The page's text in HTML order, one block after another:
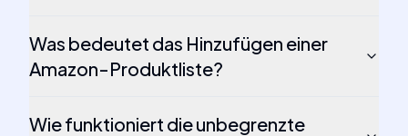
Was bedeutet das Hinzufügen einer
Amazon-Produktliste?
Wie funktioniert die unbegrenzte